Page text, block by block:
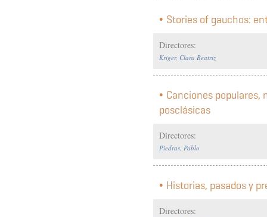
Stories of gauchos:
Directores:
Kriger, Clara Beatriz
Canciones
posclásicas
Directores:
Piedras, Pablo
Historias, pasados y
Directores: